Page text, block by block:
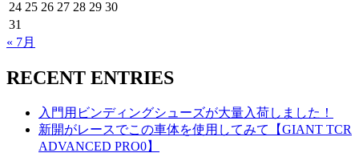
24 25 26 27 28 29 30
31
« 7月
RECENT ENTRIES
入門用ビンディングシューズが大量入荷しました！
新開がレースでこの車体を使用してみて【GIANT TCR
ADVANCED PRO0】